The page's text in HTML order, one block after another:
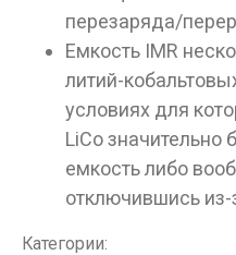
перезаряда/
Емкость IMR
литий-
условиях для
LiCo значительно
емкость либо
отключившись из-
Категории: